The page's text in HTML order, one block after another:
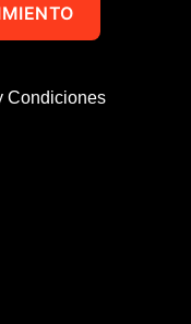
Condiciones